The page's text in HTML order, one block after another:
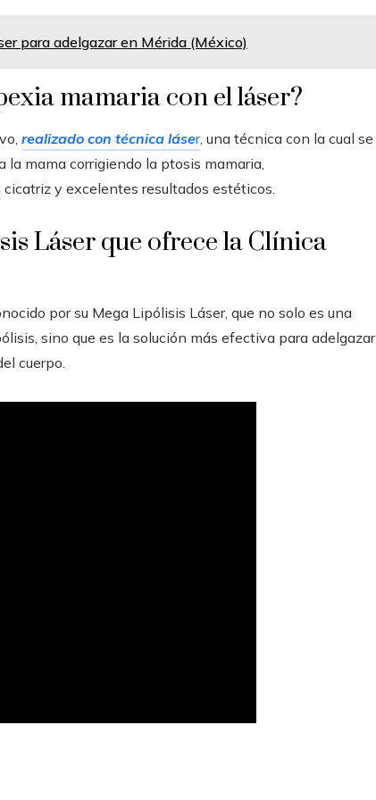
para adelgazar en Mérida (México)
mamaria con el láser?
realizado con técnica láser, una técnica con la cual se
la mama corrigiendo la ptosis mamaria,
y excelentes resultados estéticos.
Láser que ofrece la Clínica
por su Mega Lipólisis Láser, que no solo es una
sino que es la solución más efectiva para adelgazar
cuerpo.